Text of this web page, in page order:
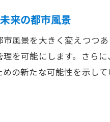
省エネ型インフラの
地域資源を活用した
気候変動に強い都市
未来の都市を支える土木
来の都市風景
風景を大きく変えつつ
を可能にします。さら
の新たな可能性を示し